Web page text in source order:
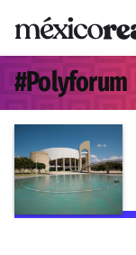
#Polyforum